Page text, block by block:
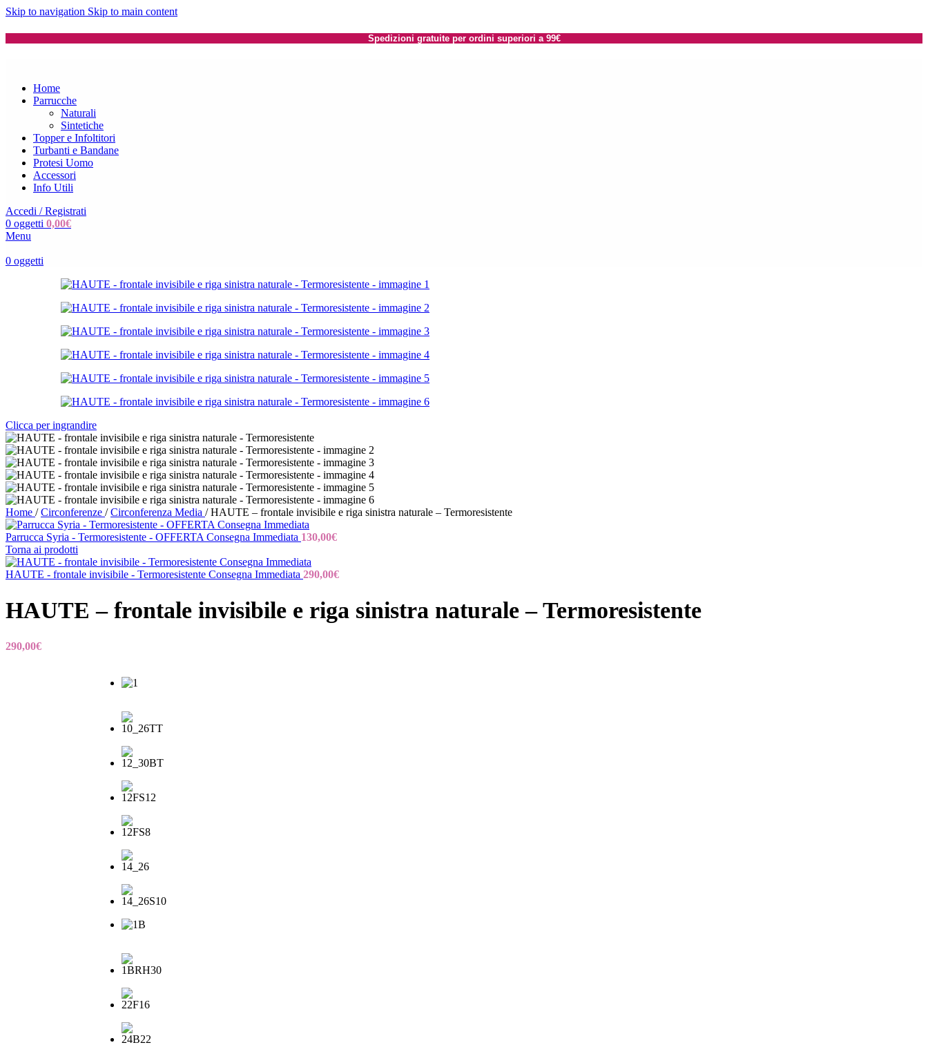
Skip to navigation Skip to main content
Spedizioni gratuite per ordini superiori a 99€
Home
Parrucche
Naturali
Sintetiche
Topper e Infoltitori
Turbanti e Bandane
Protesi Uomo
Accessori
Info Utili
Accedi / Registrati
0 oggetti 0,00€
Menu
0 oggetti
Clicca per ingrandire
Home / Circonferenze / Circonferenza Media / HAUTE – frontale invisibile e riga sinistra naturale – Termoresistente
Parrucca Syria - Termoresistente - OFFERTA Consegna Immediata 130,00€
Torna ai prodotti
HAUTE - frontale invisibile - Termoresistente Consegna Immediata 290,00€
HAUTE – frontale invisibile e riga sinistra naturale – Termoresistente
290,00€